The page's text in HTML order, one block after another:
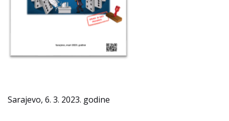
Sarajevo, 6. 3. 2023. godine